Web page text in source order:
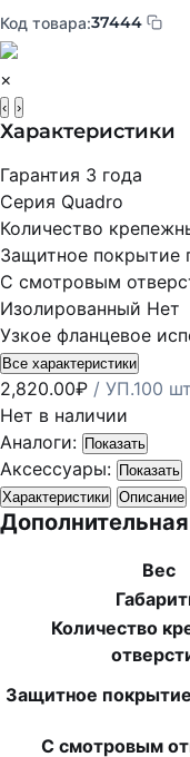
Код товара:37444
×
‹ ›
Характеристики
Гарантия 3 года
Серия Quadro
Количество
Защитное покрытие
С смотровым
Изолированный Нет
Узкое фланцевое
Все характеристики
2,820.00₽ / УП.100
Нет в наличии
Аналоги: Показать
Аксессуары: Показать
Характеристики Описание
Вес
Количество
Защитное
С смотровым